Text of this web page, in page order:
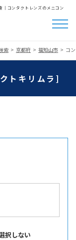
│コンタクトレンズのメニコン
索 京都府 福知山市 コ
トキリムラ]
択しない